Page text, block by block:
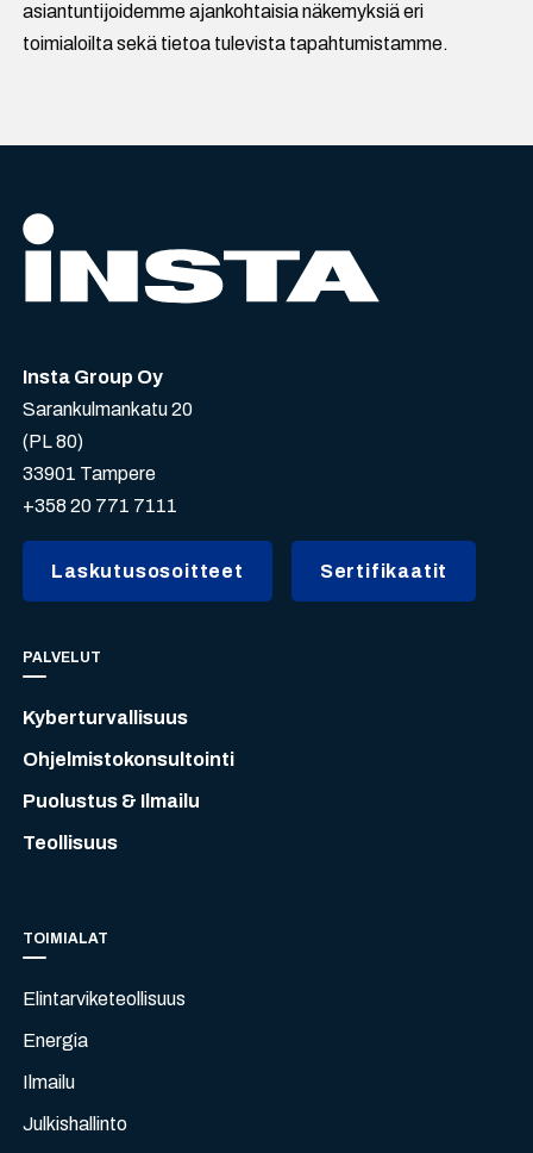
asiantuntijoidemme ajankohtaisia näkemyksiä eri
toimialoilta sekä tietoa tulevista tapahtumistamme.
Insta Group Oy
Sarankulmankatu 20
(PL 80)
33901 Tampere
+358 20 771 7111
Laskutusosoitteet Sertifikaatit
PALVELUT
Kyberturvallisuus
Ohjelmistokonsultointi
Puolustus & Ilmailu
Teollisuus
TOIMIALAT
Elintarviketeollisuus
Energia
Ilmailu
Julkishallinto